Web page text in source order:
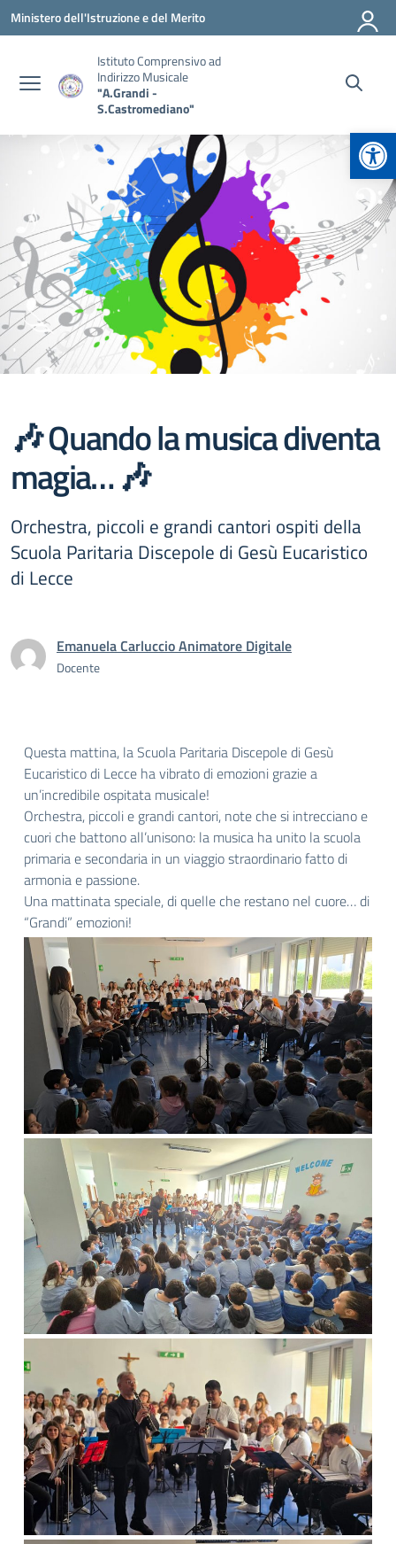
Vai ai contenuti
Vai al menu di navigazione
Vai al footer
Ministero dell'Istruzione e del Merito
Istituto Comprensivo ad
Indirizzo Musicale
"A.Grandi -
S.Castromediano"
🎶 Quando la musica diventa
magia… 🎶
Orchestra, piccoli e grandi cantori ospiti della
Scuola Paritaria Discepole di Gesù Eucaristico
di Lecce
Emanuela Carluccio Animatore Digitale
Docente
Questa mattina, la Scuola Paritaria Discepole di Gesù
Eucaristico di Lecce ha vibrato di emozioni grazie a
un’incredibile ospitata musicale!
Orchestra, piccoli e grandi cantori, note che si intrecciano e
cuori che battono all’unisono: la musica ha unito la scuola
primaria e secondaria in un viaggio straordinario fatto di
armonia e passione.
Una mattinata speciale, di quelle che restano nel cuore… di
“Grandi” emozioni!